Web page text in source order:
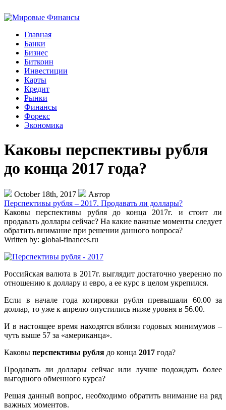
Главная
Банки
Бизнес
Биткоин
Инвестиции
Карты
Кредит
Рынки
Финансы
Форекс
Экономика
Каковы перспективы рубля
до конца 2017 года?
October 18th, 2017
Автор
Перспективы рубля – 2017. Продавать ли доллары?
Каковы перспективы рубля до конца 2017г. и стоит ли
продавать доллары сейчас? На какие важные моменты следует
обратить внимание при решении данного вопроса?
Written by: global-finances.ru
Российская валюта в 2017г. выглядит достаточно уверенно по
отношению к доллару и евро, а ее курс в целом укрепился.
Если в начале года котировки рубля превышали 60.00 за
доллар, то уже к апрелю опустились ниже уровня в 56.00.
И в настоящее время находятся вблизи годовых минимумов –
чуть выше 57 за «американца».
Каковы перспективы рубля до конца 2017 года?
Продавать ли доллары сейчас или лучше подождать более
выгодного обменного курса?
Решая данный вопрос, необходимо обратить внимание на ряд
важных моментов.